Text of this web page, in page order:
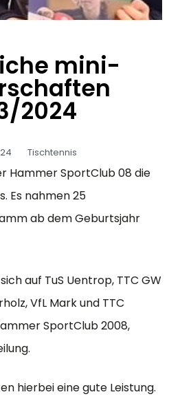
mini-
2024
Tischtennis
Hammer SportClub 08 die
Es nahmen 25
ab dem Geburtsjahr
auf TuS Uentrop, TTC GW
VfL Mark und TTC
SportClub 2008,
hierbei eine gute Leistung.